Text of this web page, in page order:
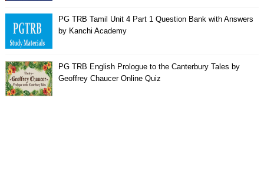
PG TRB Tamil Unit 4 Part 1 Question Bank with Answers
by Kanchi Academy
PG TRB English Prologue to the Canterbury Tales by
Geoffrey Chaucer Online Quiz